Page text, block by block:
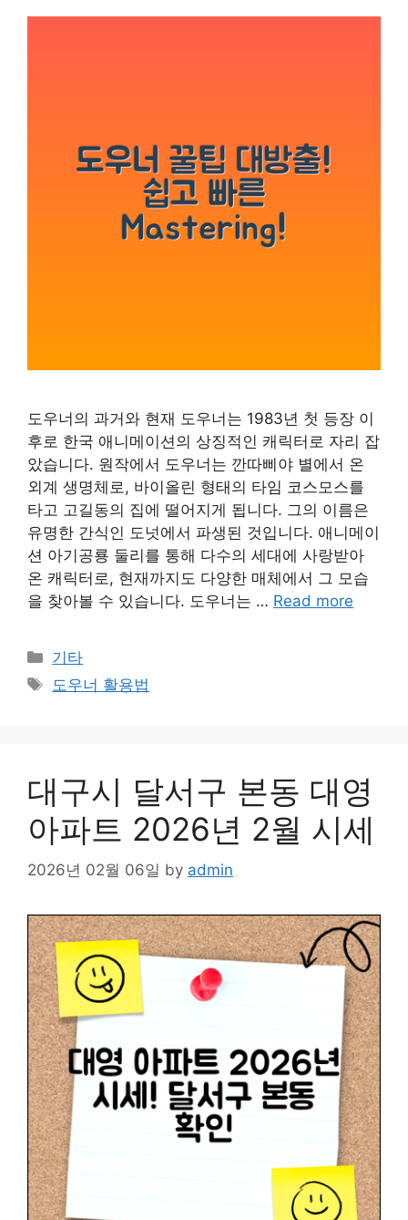
도우너의 과거와 현재 도우너는 1983년 첫 등장 이
후로 한국 애니메이션의 상징적인 캐릭터로 자리 잡
았습니다. 원작에서 도우너는 깐따삐야 별에서 온
외계 생명체로, 바이올린 형태의 타임 코스모스를
타고 고길동의 집에 떨어지게 됩니다. 그의 이름은
유명한 간식인 도넛에서 파생된 것입니다. 애니메이
션 아기공룡 둘리를 통해 다수의 세대에 사랑받아
온 캐릭터로, 현재까지도 다양한 매체에서 그 모습
을 찾아볼 수 있습니다. 도우너는 … Read more
Categories
기타
Tags
도우너 활용법
대구시 달서구 본동 대영
아파트 2026년 2월 시세
2026년 02월 06일 by admin